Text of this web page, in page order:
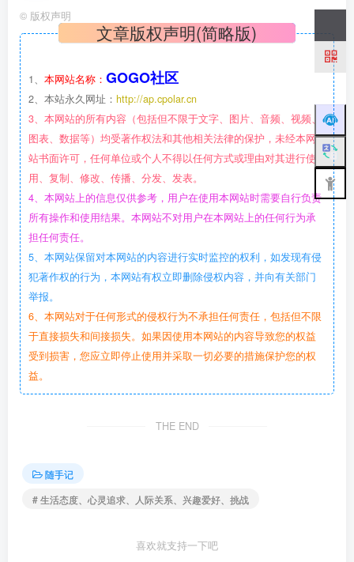
© 版权声明
文章版权声明(简略版)
1、 本网站名称： GOGO社区
2、本站永久网址： http://ap.cpolar.cn
3、本网站的所有内容（包括但不限于文字、图片、音频、视频、
图表、数据等）均受著作权法和其他相关法律的保护，未经本网
站书面许可，任何单位或个人不得以任何方式或理由对其进行使
用、复制、修改、传播、分发、发表。
4、本网站上的信息仅供参考，用户在使用本网站时需要自行负责
所有操作和使用结果。本网站不对用户在本网站上的任何行为承
担任何责任。
5、本网站保留对本网站的内容进行实时监控的权利，如发现有侵
犯著作权的行为，本网站有权立即删除侵权内容，并向有关部门
举报。
6、本网站对于任何形式的侵权行为不承担任何责任，包括但不限
于直接损失和间接损失。如果因使用本网站的内容导致您的权益
受到损害，您应立即停止使用并采取一切必要的措施保护您的权
益。
THE END
随手记
# 生活态度、心灵追求、人际关系、兴趣爱好、挑战
喜欢就支持一下吧